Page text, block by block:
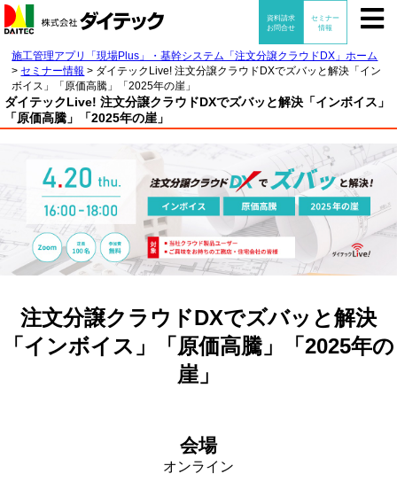
施工管理アプリ「現場Plus」・基幹システム「注文分譲クラウドDX」ホーム
>セミナー情報 > ダイテックLive! 注文分譲クラウドDXでズバッと解決「イン
ボイス」「原価高騰」「2025年の崖」
ダイテックLive! 注文分譲クラウドDXでズバッと解決「インボイス」
「原価高騰」「2025年の崖」
注文分譲クラウドDXでズバッと解決
「インボイス」「原価高騰」「2025年の
崖」
会場
オンライン